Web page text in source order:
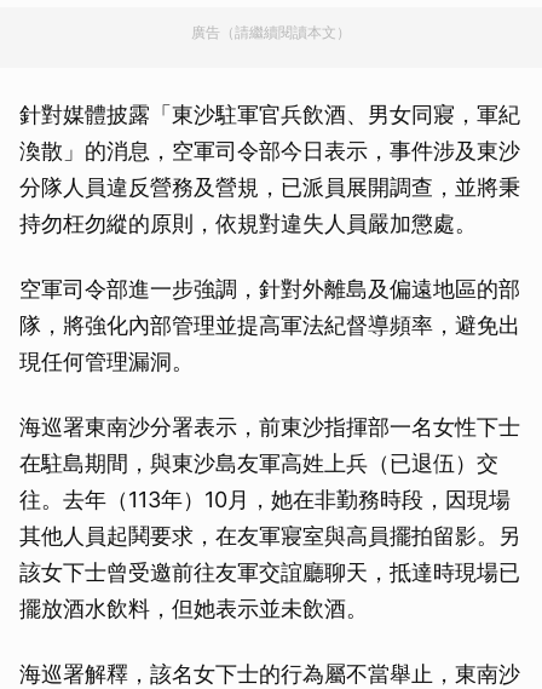
廣告（請繼續閱讀本文）
針對媒體披露「東沙駐軍官兵飲酒、男女同寢，軍紀
渙散」的消息，空軍司令部今日表示，事件涉及東沙
分隊人員違反營務及營規，已派員展開調查，並將秉
持勿枉勿縱的原則，依規對違失人員嚴加懲處。
空軍司令部進一步強調，針對外離島及偏遠地區的部
隊，將強化內部管理並提高軍法紀督導頻率，避免出
現任何管理漏洞。
海巡署東南沙分署表示，前東沙指揮部一名女性下士
在駐島期間，與東沙島友軍高姓上兵（已退伍）交
往。去年（113年）10月，她在非勤務時段，因現場
其他人員起鬨要求，在友軍寢室與高員擺拍留影。另
該女下士曾受邀前往友軍交誼廳聊天，抵達時現場已
擺放酒水飲料，但她表示並未飲酒。
海巡署解釋，該名女下士的行為屬不當舉止，東南沙